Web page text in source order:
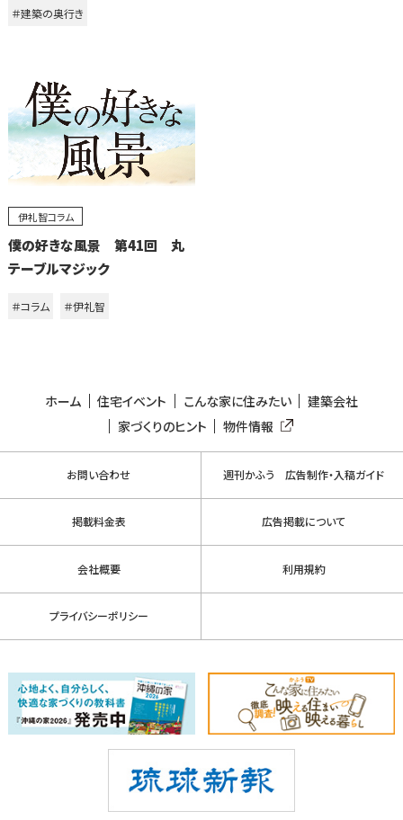
＃建築の奥行き
伊礼智コラム
僕の好きな風景 第41回 丸
テーブルマジック
＃コラム ＃伊礼智
ホーム 住宅イベント こんな家に住みたい
建築会社
家づくりのヒント
物件情報
お問い合わせ 週刊かふう 広告制作・入稿ガイド
掲載料金表 広告掲載について
会社概要 利用規約
プライバシーポリシー